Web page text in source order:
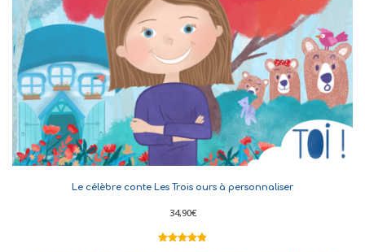
Le célèbre conte Les Trois ours à personnaliser
34,90€